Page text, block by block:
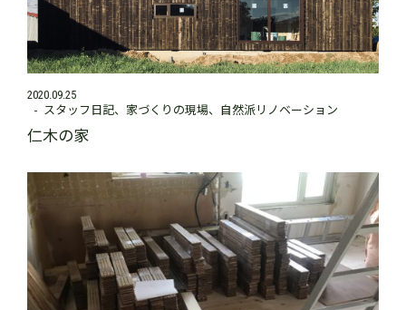
2020.09.25
スタッフ日記 家づくりの現場 自然派リノベーション
仁木の家